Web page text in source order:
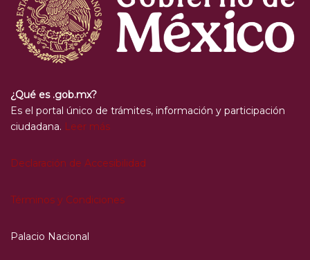
¿Qué es .gob.mx?
Es el portal único de trámites, información y participación
ciudadana. Leer más
Declaración de Accesibilidad
Términos y Condiciones
Palacio Nacional